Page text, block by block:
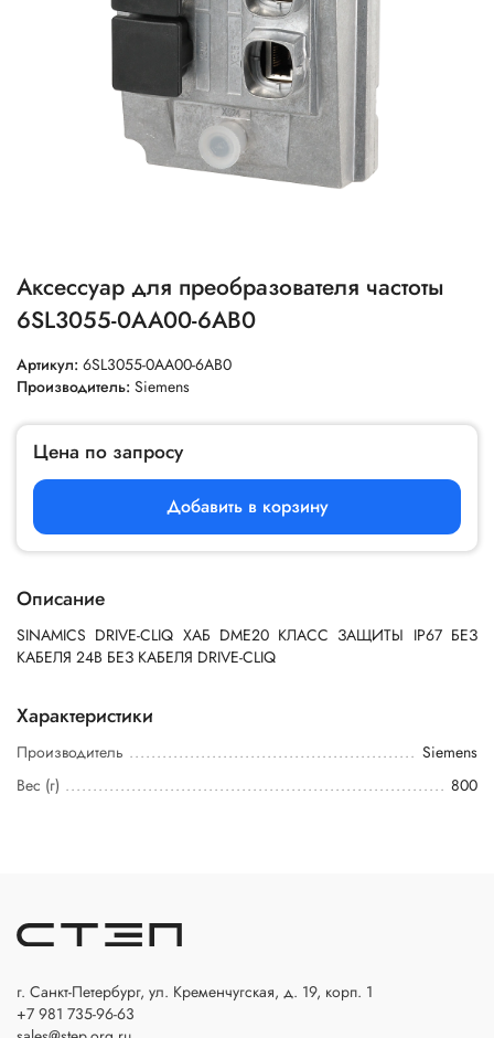
Аксессуар для преобразователя частоты
6SL3055-0AA00-6AB0
Артикул: 6SL3055-0AA00-6AB0
Производитель: Siemens
Цена по запросу
Добавить в корзину
Описание
SINAMICS DRIVE-CLIQ ХАБ DME20 КЛАСС ЗАЩИТЫ IP67 БЕЗ
КАБЕЛЯ 24В БЕЗ КАБЕЛЯ DRIVE-CLIQ
Характеристики
Производитель
Siemens
Вес (г)
800
г. Санкт-Петербург, ул. Кременчугская, д. 19, корп. 1
+7 981 735-96-63